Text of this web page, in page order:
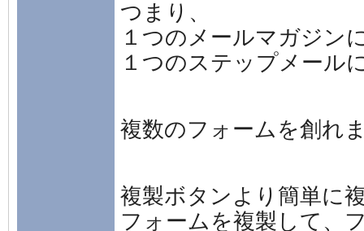
つまり、
１つのメールマガジン
１つのステップメール
複数のフォームを創れ
複製ボタンより簡単に
フォームを複製して、